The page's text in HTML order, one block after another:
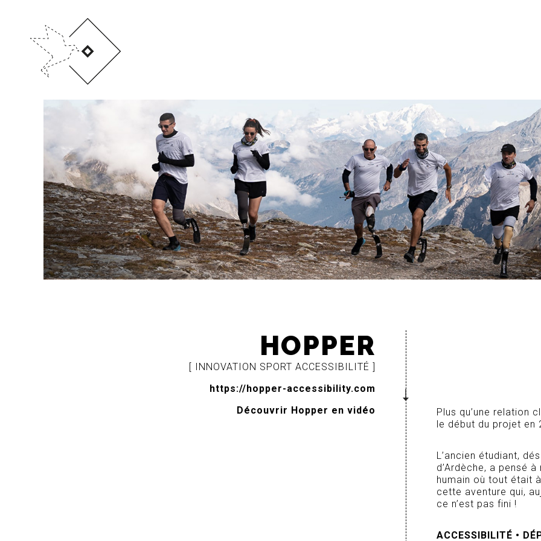
HOPPER
[ INNOVATION SPORT ACCESSIBILITÉ ]
https://hopper-accessibility.com
Découvrir Hopper en vidéo
Plus qu’une relation
le début du projet en
L’ancien étudiant,
d’Ardèche, a pensé
humain où tout était
cette aventure qui,
ce n’est pas fini !
ACCESSIBILITÉ •